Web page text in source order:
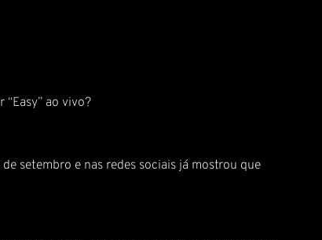
ao vivo?
setembro e nas redes sociais já mostrou que